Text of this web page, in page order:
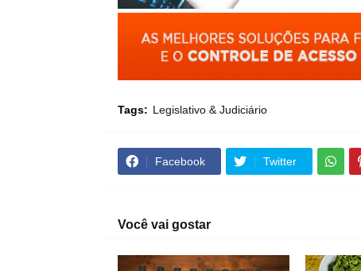
Tags: Legislativo & Judiciário
Facebook Twitter
Você vai gostar